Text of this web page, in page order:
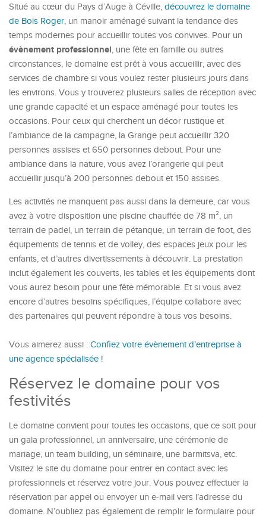
Situé au cœur du Pays d’Auge à Céville, découvrez le domaine
de Bois Roger, un manoir aménagé suivant la tendance des
temps modernes pour accueillir toutes vos convives. Pour un
évènement professionnel, une fête en famille ou autres
circonstances, le domaine est prêt à vous accueillir, avec des
services de chambre si vous voulez rester plusieurs jours dans
les environs. Vous y trouverez plusieurs salles de réception avec
une grande capacité et un espace aménagé pour toutes les
occasions. Pour ceux qui cherchent un décor rustique et
l’ambiance de la campagne, la Grange peut accueillir 320
personnes assises et 650 personnes debout. Pour une
ambiance dans la nature, vous avez l’orangerie qui peut
accueillir jusqu’à 200 personnes debout et 150 assises.
Les activités ne manquent pas aussi dans la demeure, car vous
avez à votre disposition une piscine chauffée de 78 m², un
terrain de padel, un terrain de pétanque, un terrain de foot, des
équipements de tennis et de volley, des espaces jeux pour les
enfants, et d’autres divertissements à découvrir. La prestation
inclut également les couverts, les tables et les équipements dont
vous aurez besoin pour une fête mémorable. Et si vous avez
encore d’autres besoins spécifiques, l’équipe collabore avec
des partenaires qui peuvent répondre à tous vos besoins.
Vous aimerez aussi : Confiez votre évènement d’entreprise à
une agence spécialisée !
Réservez le domaine pour vos
festivités
Le domaine convient pour toutes les occasions, que ce soit pour
un gala professionnel, un anniversaire, une cérémonie de
mariage, un team building, un séminaire, une barmitsva, etc.
Visitez le site du domaine pour entrer en contact avec les
professionnels et réservez votre jour. Vous pouvez effectuer la
réservation par appel ou envoyer un e-mail vers l’adresse du
domaine. N’oubliez pas également de remplir le formulaire pour